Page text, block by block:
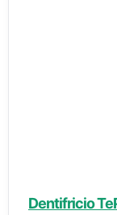
Dentifricio